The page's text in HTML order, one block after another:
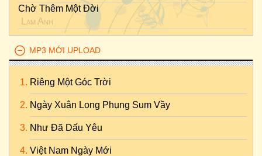
Chờ Thêm Một Đời
Lam Anh
MP3 MỚI UPLOAD
Riêng Một Góc Trời
Ngày Xuân Long Phụng Sum Vầy
Như Đã Dấu Yêu
Việt Nam Ngày Mới